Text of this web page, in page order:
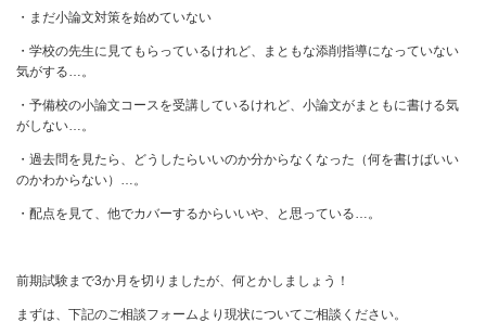
・まだ小論文対策を始めていない
・学校の先生に見てもらっているけれど、まともな添削指導になっていない
気がする…。
・予備校の小論文コースを受講しているけれど、小論文がまともに書ける気
がしない…。
・過去問を見たら、どうしたらいいのか分からなくなった（何を書けばいい
のかわからない）…。
・配点を見て、他でカバーするからいいや、と思っている…。
前期試験まで3か月を切りましたが、何とかしましょう！
まずは、下記のご相談フォームより現状についてご相談ください。